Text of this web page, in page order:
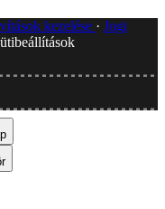
kezelése
Jogi